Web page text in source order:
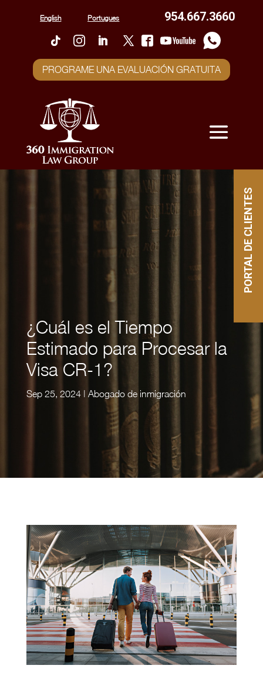
English Portugues 954.667.3660
PROGRAME UNA EVALUACIÓN GRATUITA
¿Cuál es el Tiempo
Estimado para Procesar la
Visa CR-1?
Sep 25, 2024| Abogado de inmigración
PORTAL DE CLIENTES